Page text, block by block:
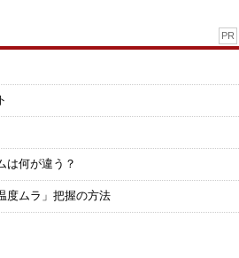
PR
は何が違う？
度ムラ」把握の方法